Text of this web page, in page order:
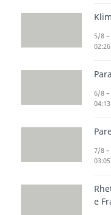
5/8
02:26
6/8
04:13
7/8
03:05
e